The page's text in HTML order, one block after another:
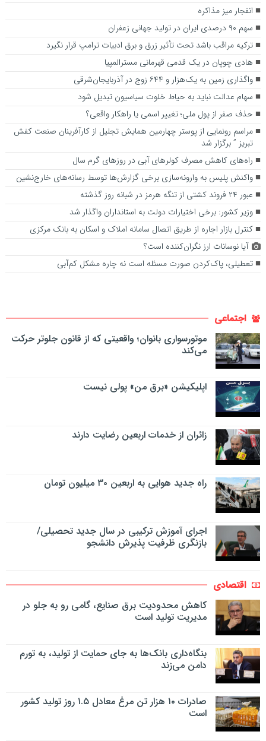
انفجار میز مذاکره
سهم ۹۰ درصدی ایران در تولید جهانی زعفران
ترکیه مراقب باشد تحت تأثیر زرق و برق ادبیات ترامپ قرار نگیرد
هادی چوپان در یک قدمی قهرمانی مسترالمپیا
واگذاری زمین به یک‌هزار و ۶۴۴ زوج در آذربایجان‌شرقی
سهام عدالت نباید به حیاط خلوت سیاسیون تبدیل شود
حذف صفر از پول ملی؛ تغییر اسمی یا راهکار واقعی؟
مراسم رونمایی از پوستر چهارمین همایش تجلیل از کارآفرینان صنعت کفش
تبریز ” برگزار شد
راه‌های کاهش مصرف کولرهای آبی در روزهای گرم سال
واکنش پلیس به وارونه‌سازی برخی گزارش‌ها توسط رسانه‌های خارج‌نشین
عبور ۲۴ فروند کشتی از تنگه هرمز در شبانه روز گذشته
وزیر کشور: برخی اختیارات دولت به استانداران واگذار شد
کنترل بازار اجاره از طریق اتصال سامانه املاک و اسکان به بانک مرکزی
آیا نوسانات ارز نگران‌کننده است؟
تعطیلی، پاک‌کردن صورت مسئله است نه چاره مشکل کم‌آبی
اجتماعی
موتورسواری بانوان؛ واقعیتی که از قانون جلوتر حرکت
می‌کند
اپلیکیشن «برق من» پولی نیست
زائران از خدمات اربعین رضایت دارند
راه جدید هوایی به اربعین ۳۰ میلیون تومان
اجرای آموزش ترکیبی در سال جدید تحصیلی/
بازنگری ظرفیت پذیرش دانشجو
اقتصادی
کاهش محدودیت برق صنایع، گامی رو به جلو در
مدیریت تولید است
بنگاه‌داری بانک‌ها به جای حمایت از تولید، به تورم
دامن می‌زند
صادرات ۱۰ هزار تن مرغ معادل ۱.۵ روز تولید کشور
است